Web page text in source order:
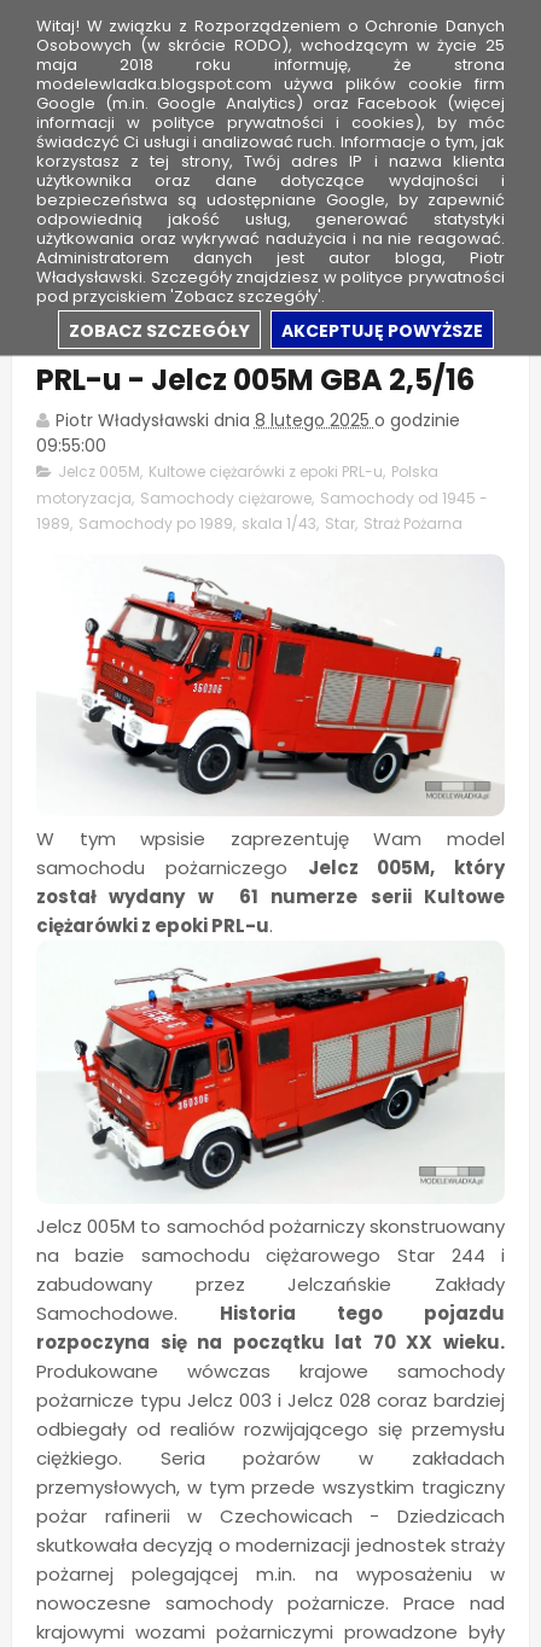
a
Kultowe ciężarówki z epoki
PRL-u - Jelcz 005M GBA 2,5/16
Piotr Władysławski dnia 8 lutego 2025 o godzinie
09:55:00
Jelcz 005M, Kultowe ciężarówki z epoki PRL-u, Polska
motoryzacja, Samochody ciężarowe, Samochody od 1945 -
1989, Samochody po 1989, skala 1/43, Star, Straż Pożarna
W tym wpsisie zaprezentuję Wam model
samochodu pożarniczego Jelcz 005M, który
został wydany w 61 numerze serii Kultowe
ciężarówki z epoki PRL-u.
Jelcz 005M to samochód pożarniczy skonstruowany
na bazie samochodu ciężarowego Star 244 i
zabudowany przez Jelczańskie Zakłady
Samochodowe. Historia tego pojazdu
rozpoczyna się na początku lat 70 XX wieku.
Produkowane wówczas krajowe samochody
pożarnicze typu Jelcz 003 i Jelcz 028 coraz bardziej
odbiegały od realiów rozwijającego się przemysłu
ciężkiego. Seria pożarów w zakładach
przemysłowych, w tym przede wszystkim tragiczny
pożar rafinerii w Czechowicach - Dziedzicach
skutkowała decyzją o modernizacji jednostek straży
pożarnej polegającej m.in. na wyposażeniu w
nowoczesne samochody pożarnicze. Prace nad
krajowymi wozami pożarniczymi prowadzone były
Witaj! W związku z Rozporządzeniem o Ochronie Danych
Osobowych (w skrócie RODO), wchodzącym w życie 25
maja 2018 roku informuję, że strona
modelewladka.blogspot.com używa plików cookie firm
Google (m.in. Google Analytics) oraz Facebook (więcej
informacji w polityce prywatności i cookies), by móc
świadczyć Ci usługi i analizować ruch. Informacje o tym, jak
korzystasz z tej strony, Twój adres IP i nazwa klienta
użytkownika oraz dane dotyczące wydajności i
bezpieczeństwa są udostępniane Google, by zapewnić
odpowiednią jakość usług, generować statystyki
użytkowania oraz wykrywać nadużycia i na nie reagować.
Administratorem danych jest autor bloga, Piotr
Władysławski. Szczegóły znajdziesz w polityce prywatności
pod przyciskiem 'Zobacz szczegóły'.
ZOBACZ SZCZEGÓŁY AKCEPTUJĘ POWYŻSZE